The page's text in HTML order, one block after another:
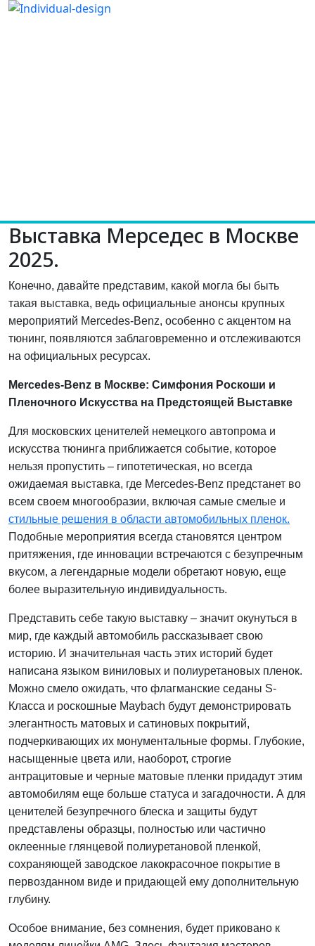
Выставка Мерседес в Москве
2025.
Конечно, давайте представим, какой могла бы быть
такая выставка, ведь официальные анонсы крупных
мероприятий Mercedes-Benz, особенно с акцентом на
тюнинг, появляются заблаговременно и отслеживаются
на официальных ресурсах.
Mercedes-Benz в Москве: Симфония Роскоши и
Пленочного Искусства на Предстоящей Выставке
Для московских ценителей немецкого автопрома и
искусства тюнинга приближается событие, которое
нельзя пропустить – гипотетическая, но всегда
ожидаемая выставка, где Mercedes-Benz предстанет во
всем своем многообразии, включая самые смелые и
стильные решения в области автомобильных пленок.
Подобные мероприятия всегда становятся центром
притяжения, где инновации встречаются с безупречным
вкусом, а легендарные модели обретают новую, еще
более выразительную индивидуальность.
Представить себе такую выставку – значит окунуться в
мир, где каждый автомобиль рассказывает свою
историю. И значительная часть этих историй будет
написана языком виниловых и полиуретановых пленок.
Можно смело ожидать, что флагманские седаны S-
Класса и роскошные Maybach будут демонстрировать
элегантность матовых и сатиновых покрытий,
подчеркивающих их монументальные формы. Глубокие,
насыщенные цвета или, наоборот, строгие
антрацитовые и черные матовые пленки придадут этим
автомобилям еще больше статуса и загадочности. А для
ценителей безупречного блеска и защиты будут
представлены образцы, полностью или частично
оклеенные глянцевой полиуретановой пленкой,
сохраняющей заводское лакокрасочное покрытие в
первозданном виде и придающей ему дополнительную
глубину.
Особое внимание, без сомнения, будет приковано к